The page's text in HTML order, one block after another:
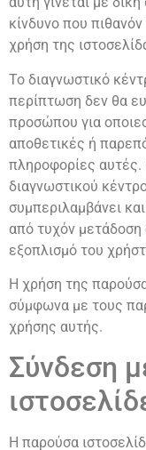
κίνδυνο που
χρήση της
Το διαγνωστικό
περίπτωση δεν θα
προσώπου για
αποθετικές ή
πληροφορίες
διαγνωστικού
συμπεριλαμβάνει
από τυχόν μετάδοση
εξοπλισμό του
Η χρήση της
σύμφωνα με τους
χρήσης αυτής.
Σύνδεση
Η παρούσα